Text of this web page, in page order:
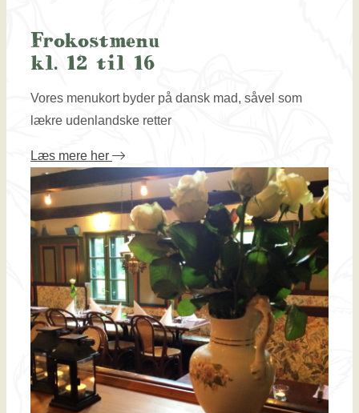
Frokostmenu
kl. 12 til 16
Vores menukort byder ​på dansk mad, såvel som
lækre udenlandske retter​
Læs mere her